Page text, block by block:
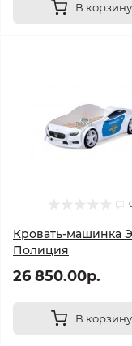
В корзину
Кровать-машинка
Полиция
26 850.00р.
В корзину